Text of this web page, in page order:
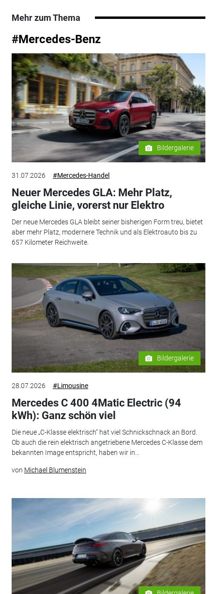
Mehr zum Thema
#Mercedes-Benz
Bildergalerie
31.07.2026 #Mercedes-Handel
Neuer Mercedes GLA: Mehr Platz,
gleiche Linie, vorerst nur Elektro
Der neue Mercedes GLA bleibt seiner bisherigen Form treu, bietet
aber mehr Platz, modernere Technik und als Elektroauto bis zu
657 Kilometer Reichweite.
Bildergalerie
28.07.2026 #Limousine
Mercedes C 400 4Matic Electric (94
kWh): Ganz schön viel
Die neue „C-Klasse elektrisch“ hat viel Schnickschnack an Bord.
Ob auch die rein elektrisch angetriebene Mercedes C-Klasse dem
bekannten Image entspricht, haben wir in...
von Michael Blumenstein